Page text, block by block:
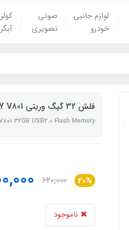
لوازم جانبی
خودرو
صوتی
تصویری
فلش 32 گیگ وریتی VERITY V801
32GB USB2.0 Flash Memory
20%
620,000
ناموجود